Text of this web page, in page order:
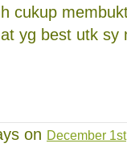
cukup
yg best utk sy
on December